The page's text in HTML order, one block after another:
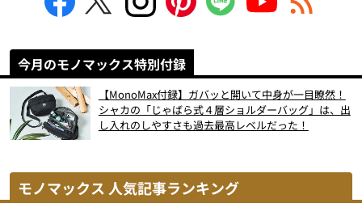
今月のモノマックス特別付録
【MonoMax付録】ガバッと開いて中身が一目瞭然！
シャカの「じゃばら式４層ショルダーバッグ」は、出
し入れのしやすさも過去最高レベルだった！
モノマックス 人気記事ランキング